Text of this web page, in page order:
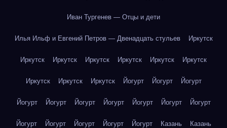
Иван Тургенев — Отцы и дети
Илья Ильф и Евгений Петров — Двенадцать стульев Иркутск
Иркутск Иркутск Иркутск Иркутск Иркутск Иркутск
Иркутск Иркутск Иркутск Йогурт Йогурт Йогурт
Йогурт Йогурт Йогурт Йогурт Йогурт Йогурт Йогурт
Йогурт Йогурт Йогурт Йогурт Йогурт Казань Казань